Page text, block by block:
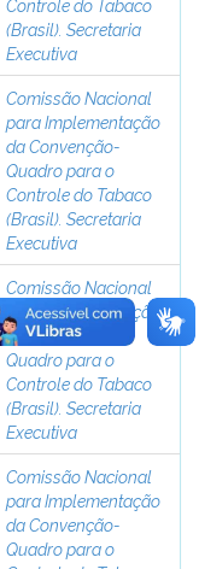
(Brasil). Secretaria
Executiva
Comissão Nacional
para Implementação
da Convenção-
Quadro para o
Controle do Tabaco
(Brasil). Secretaria
Executiva
Comissão Nacional
para Implementação
da Convenção-
Quadro para o
Controle do Tabaco
(Brasil). Secretaria
Executiva
Comissão Nacional
para Implementação
da Convenção-
Quadro para o